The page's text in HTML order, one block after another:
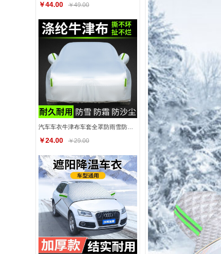
￥44.00 ￥49.00
汽车车衣牛津布车套全罩防雨雪防尘防霜四季通用汽车遮阳罩适用于
￥24.00 ￥29.00